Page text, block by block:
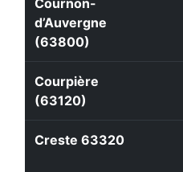
Cournon-
d’Auvergne
(63800)
Courpière
(63120)
Creste 63320